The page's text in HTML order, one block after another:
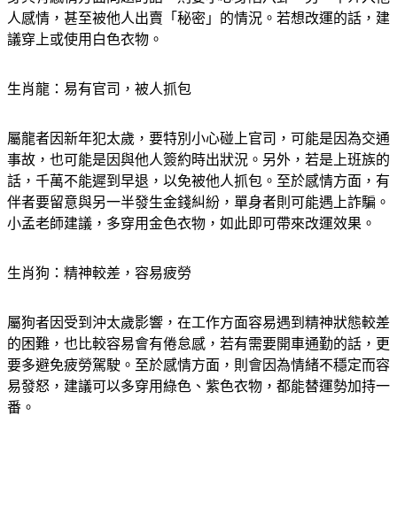
人感情，甚至被他人出賣「秘密」的情況。若想改運的話，建
議穿上或使用白色衣物。
生肖龍：易有官司，被人抓包
屬龍者因新年犯太歲，要特別小心碰上官司，可能是因為交通
事故，也可能是因與他人簽約時出狀況。另外，若是上班族的
話，千萬不能遲到早退，以免被他人抓包。至於感情方面，有
伴者要留意與另一半發生金錢糾紛，單身者則可能遇上詐騙。
小孟老師建議，多穿用金色衣物，如此即可帶來改運效果。
生肖狗：精神較差，容易疲勞
屬狗者因受到沖太歲影響，在工作方面容易遇到精神狀態較差
的困難，也比較容易會有倦怠感，若有需要開車通勤的話，更
要多避免疲勞駕駛。至於感情方面，則會因為情緒不穩定而容
易發怒，建議可以多穿用綠色、紫色衣物，都能替運勢加持一
番。